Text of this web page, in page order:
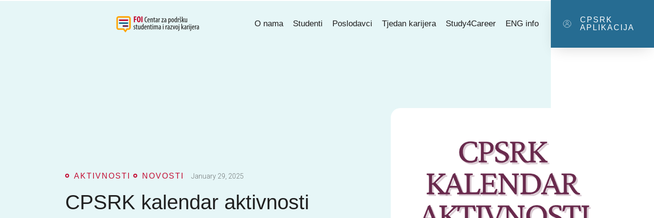
O nama Studenti Poslodavci Tjedan karijera Study4Career ENG info
CPSRK
APLIKACIJA
AKTIVNOSTI NOVOSTI January 29, 2025
CPSRK kalendar aktivnosti